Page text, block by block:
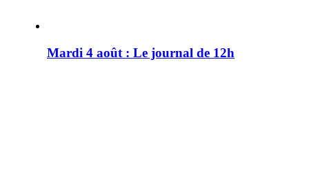
Mardi 4 août : Le journal de 12h